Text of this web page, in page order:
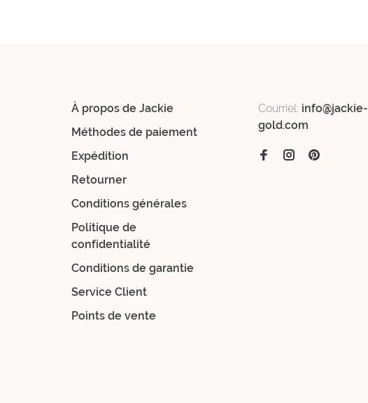
À propos de Jackie
Méthodes de paiement
Expédition
Retourner
Conditions générales
Politique de
confidentialité
Conditions de garantie
Service Client
Points de vente
Courriel: info@jackie-
gold.com